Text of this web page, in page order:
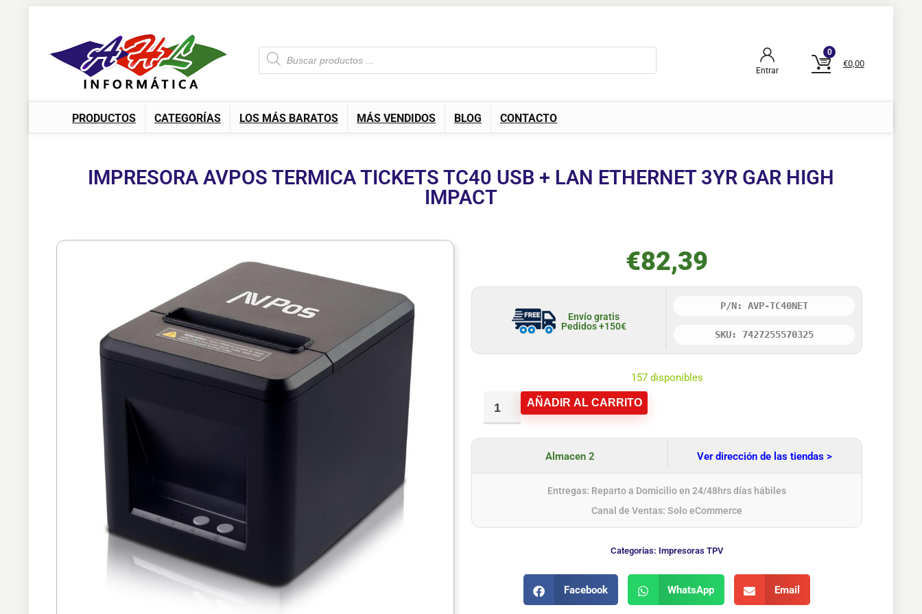
Entrar
0
€0,00
PRODUCTOS CATEGORÍAS LOS MÁS BARATOS MÁS VENDIDOS BLOG CONTACTO
IMPRESORA AVPOS TERMICA TICKETS TC40 USB + LAN ETHERNET 3YR GAR HIGH
IMPACT
€82,39
Envío gratis
Pedidos +150€
P/N: AVP-TC40NET
SKU: 7427255570325
157 disponibles
AÑADIR AL CARRITO
Almacen 2 Ver dirección de las tiendas >
Entregas: Reparto a Domicilio en 24/48hrs días hábiles
Canal de Ventas: Solo eCommerce
Categorias: Impresoras TPV
Facebook WhatsApp Email